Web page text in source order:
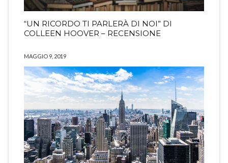
“UN RICORDO TI PARLERÀ DI NOI” DI
COLLEEN HOOVER – RECENSIONE
MAGGIO 9, 2019